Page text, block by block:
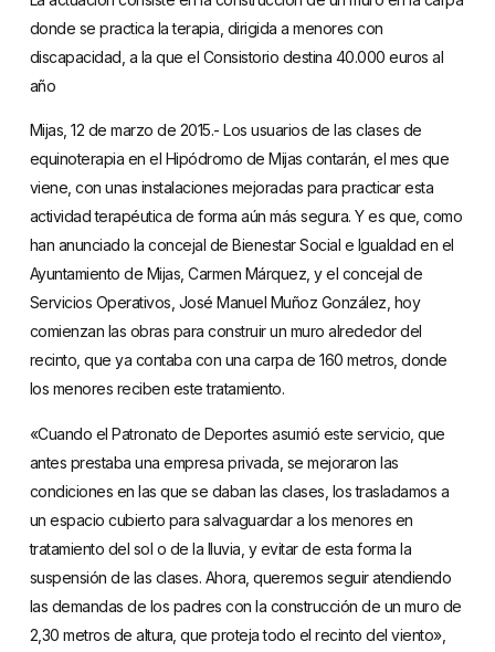
donde se practica la terapia, dirigida a menores con
discapacidad, a la que el Consistorio destina 40.000 euros al
año
Mijas, 12 de marzo de 2015.- Los usuarios de las clases de
equinoterapia en el Hipódromo de Mijas contarán, el mes que
viene, con unas instalaciones mejoradas para practicar esta
actividad terapéutica de forma aún más segura. Y es que, como
han anunciado la concejal de Bienestar Social e Igualdad en el
Ayuntamiento de Mijas, Carmen Márquez, y el concejal de
Servicios Operativos, José Manuel Muñoz González, hoy
comienzan las obras para construir un muro alrededor del
recinto, que ya contaba con una carpa de 160 metros, donde
los menores reciben este tratamiento.
«Cuando el Patronato de Deportes asumió este servicio, que
antes prestaba una empresa privada, se mejoraron las
condiciones en las que se daban las clases, los trasladamos a
un espacio cubierto para salvaguardar a los menores en
tratamiento del sol o de la lluvia, y evitar de esta forma la
suspensión de las clases. Ahora, queremos seguir atendiendo
las demandas de los padres con la construcción de un muro de
2,30 metros de altura, que proteja todo el recinto del viento»,